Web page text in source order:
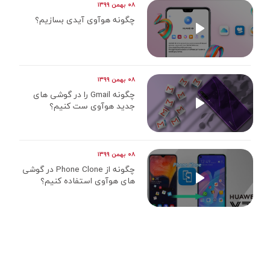
۰۸ بهمن ۱۳۹۹
چگونه هوآوی آیدی بسازیم؟
۰۸ بهمن ۱۳۹۹
چگونه Gmail را در گوشی های
جدید هوآوی ست کنیم؟
۰۸ بهمن ۱۳۹۹
چگونه از Phone Clone در گوشی
های هوآوی استفاده کنیم؟